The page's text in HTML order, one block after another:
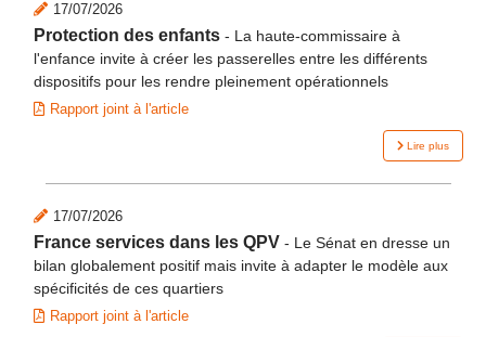
17/07/2026
Protection des enfants - La haute-commissaire à
l'enfance invite à créer les passerelles entre les différents
dispositifs pour les rendre pleinement opérationnels
Rapport joint à l'article
Lire plus
17/07/2026
France services dans les QPV - Le Sénat en dresse un
bilan globalement positif mais invite à adapter le modèle aux
spécificités de ces quartiers
Rapport joint à l'article